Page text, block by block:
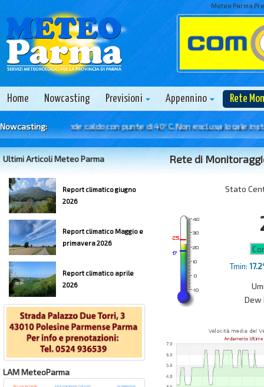
Meteo Parma
Home Nowcasting Previsioni Appennino Rete
Nowcasting:
Agosto - Grande caldo con punte di 40°C. Non esclusa locale
Ultimi Articoli Meteo Parma
Report climatico giugno
2026
Report climatico Maggio e
primavera 2026
Report climatico aprile
2026
LAM MeteoParma
Rete di
Stato
Tmin:17.2